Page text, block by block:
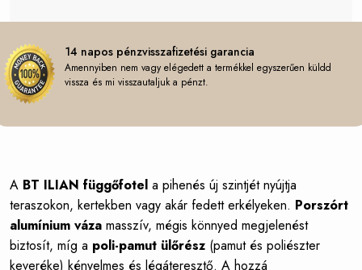
14 napos pénzvisszafizetési garancia
Amennyiben nem vagy elégedett a termékkel egyszerűen küldd
vissza és mi visszautaljuk a pénzt.
A BT ILIAN függőfotel a pihenés új szintjét nyújtja
teraszokon, kertekben vagy akár fedett erkélyeken. Porszórt
alumínium váza masszív, mégis könnyed megjelenést
biztosít, míg a poli-pamut ülőrész (pamut és poliészter
keveréke) kényelmes és légáteresztő. A hozzá